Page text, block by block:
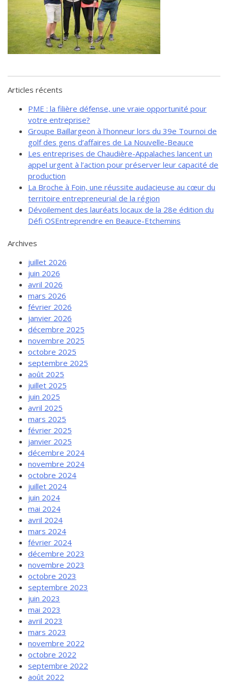
de solidarité
Futurpreneur
Toile entrepreneuriale Nouvelle-
Beauce
Articles récents
PME : la filière défense, une vraie opportunité pour
votre entreprise?
Groupe Baillargeon à l’honneur lors du 39e Tournoi de
golf des gens d’affaires de La Nouvelle-Beauce
Les entreprises de Chaudière-Appalaches lancent un
appel urgent à l’action pour préserver leur capacité de
production
La Broche à Foin, une réussite audacieuse au cœur du
territoire entrepreneurial de la région
Dévoilement des lauréats locaux de la 28e édition du
Défi OSEntreprendre en Beauce-Etchemins
Archives
juillet 2026
juin 2026
avril 2026
mars 2026
février 2026
janvier 2026
décembre 2025
novembre 2025
octobre 2025
septembre 2025
août 2025
juillet 2025
juin 2025
avril 2025
mars 2025
février 2025
janvier 2025
décembre 2024
novembre 2024
octobre 2024
juillet 2024
juin 2024
mai 2024
avril 2024
mars 2024
février 2024
décembre 2023
novembre 2023
octobre 2023
septembre 2023
juin 2023
mai 2023
avril 2023
mars 2023
novembre 2022
octobre 2022
septembre 2022
août 2022